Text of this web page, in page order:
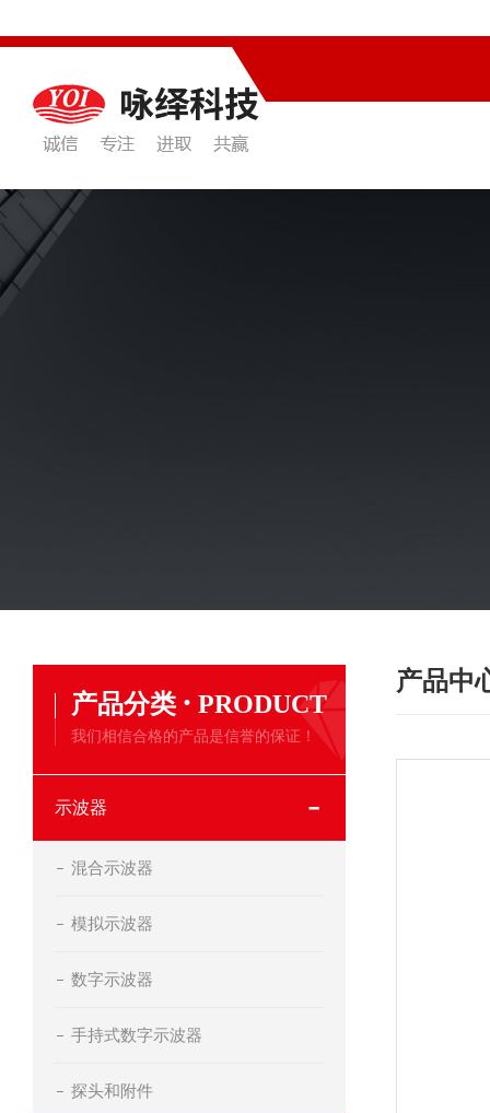
产品分类 · PRODUCT
我们相信合格的产品是信誉的保证！
示波器
混合示波器
模拟示波器
数字示波器
手持式数字示波器
探头和附件
产品中